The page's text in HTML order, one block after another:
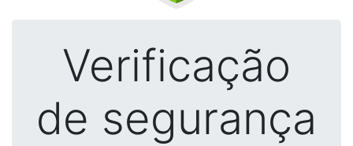
Verificação
de segurança